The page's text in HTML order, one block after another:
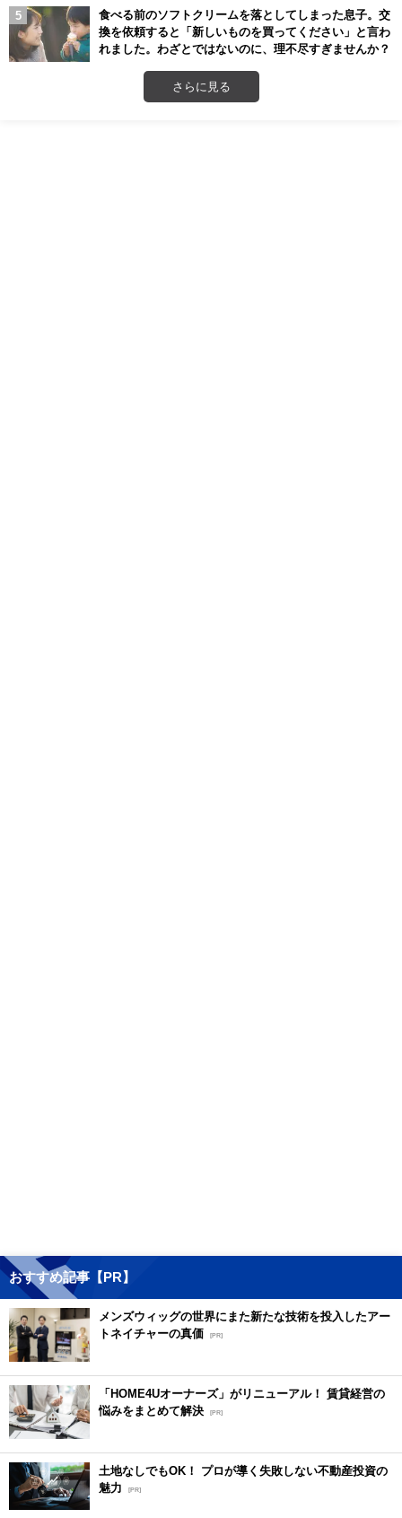
食べる前のソフトクリームを落としてしまった息子。交
換を依頼すると「新しいものを買ってください」と言わ
れました。わざとではないのに、理不尽すぎませんか？
さらに見る
おすすめ記事【PR】
メンズウィッグの世界にまた新たな技術を投入したアー
トネイチャーの真価 [PR]
「HOME4Uオーナーズ」がリニューアル！ 賃貸経営の
悩みをまとめて解決 [PR]
土地なしでもOK！ プロが導く失敗しない不動産投資の
魅力
[PR]